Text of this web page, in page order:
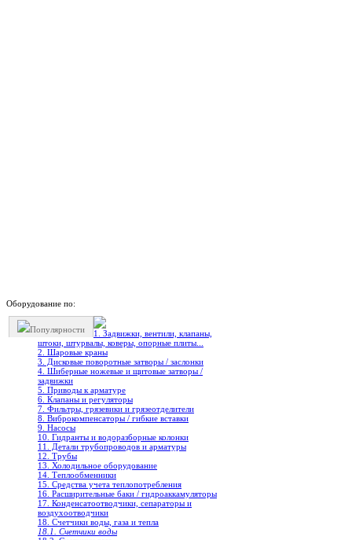
Оборудование по:
Популярности
1. Задвижки, вентили, клапаны,
штоки, штурвалы, коверы, опорные плиты...
2. Шаровые краны
3. Дисковые поворотные затворы / заслонки
4. Шиберные ножевые и щитовые затворы /
задвижки
5. Приводы к арматуре
6. Клапаны и регуляторы
7. Фильтры, грязевики и грязеотделители
8. Виброкомпенсаторы / гибкие вставки
9. Насосы
10. Гидранты и водоразборные колонки
11. Детали трубопроводов и арматуры
12. Трубы
13. Холодильное oборудование
14. Теплообменники
15. Средства учета теплопотребления
16. Расширительные баки / гидроаккамуляторы
17. Конденсатоотводчики, сепараторы и
воздухоотводчики
18. Счетчики воды, газа и тепла
18.1. Счетчики воды